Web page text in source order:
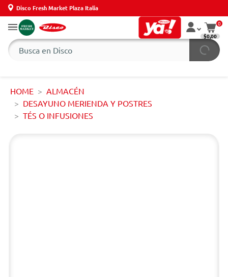
Disco Fresh Market Plaza Italia
0
$0,00
HOME
ALMACÉN
DESAYUNO MERIENDA Y POSTRES
TÉS O INFUSIONES